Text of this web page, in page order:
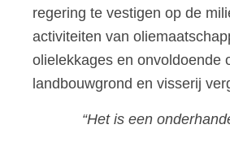
regering te vestigen op de
activiteiten van
olielekkages en onvoldoende
landbouwgrond en visserij
“Het is een